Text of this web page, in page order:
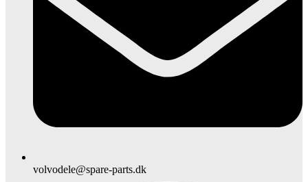
volvodele@spare-parts.dk